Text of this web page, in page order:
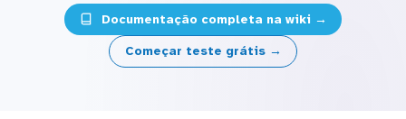
Documentação completa na wiki →
Começar teste grátis →